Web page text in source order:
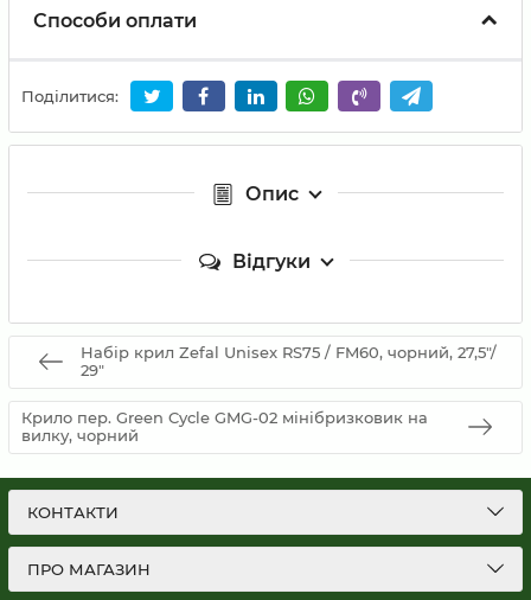
Способи оплати
Поділитися:
Опис
Відгуки
Набір крил Zefal Unisex RS75 / FM60, чорний, 27,5"/
29"
Крило пер. Green Cycle GMG-02 мінібризковик на
вилку, чорний
КОНТАКТИ
ПРО МАГАЗИН